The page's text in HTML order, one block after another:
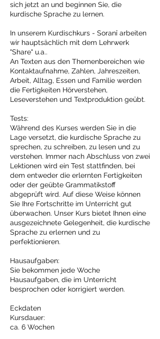
sich jetzt an und beginnen Sie, die
kurdische Sprache zu lernen.
In unserem Kurdischkurs - Soranî arbeiten
wir hauptsächlich mit dem Lehrwerk
"Share" u.a..
An Texten aus den Themenbereichen wie
Kontaktaufnahme, Zahlen, Jahreszeiten,
Arbeit, Alltag, Essen und Familie werden
die Fertigkeiten Hörverstehen,
Leseverstehen und Textproduktion geübt.
Tests​:
Während des Kurses werden Sie in die
Lage versetzt, die kurdische Sprache zu
sprechen, zu schreiben, zu lesen und zu
verstehen. Immer nach Abschluss von zwei
Lektionen wird ein Test stattfinden, bei
dem entweder die erlernten Fertigkeiten
oder der geübte Grammatikstoff
abgeprüft wird. Auf diese Weise können
Sie Ihre Fortschritte im Unterricht gut
überwachen. Unser Kurs bietet Ihnen eine
ausgezeichnete Gelegenheit, die kurdische
Sprache zu erlernen und zu
perfektionieren.
Hausaufgaben:
Sie bekommen jede Woche
Hausaufgaben, die im Unterricht
besprochen oder korrigiert werden.
Eckdaten
Kursdauer:
ca. 6 Wochen